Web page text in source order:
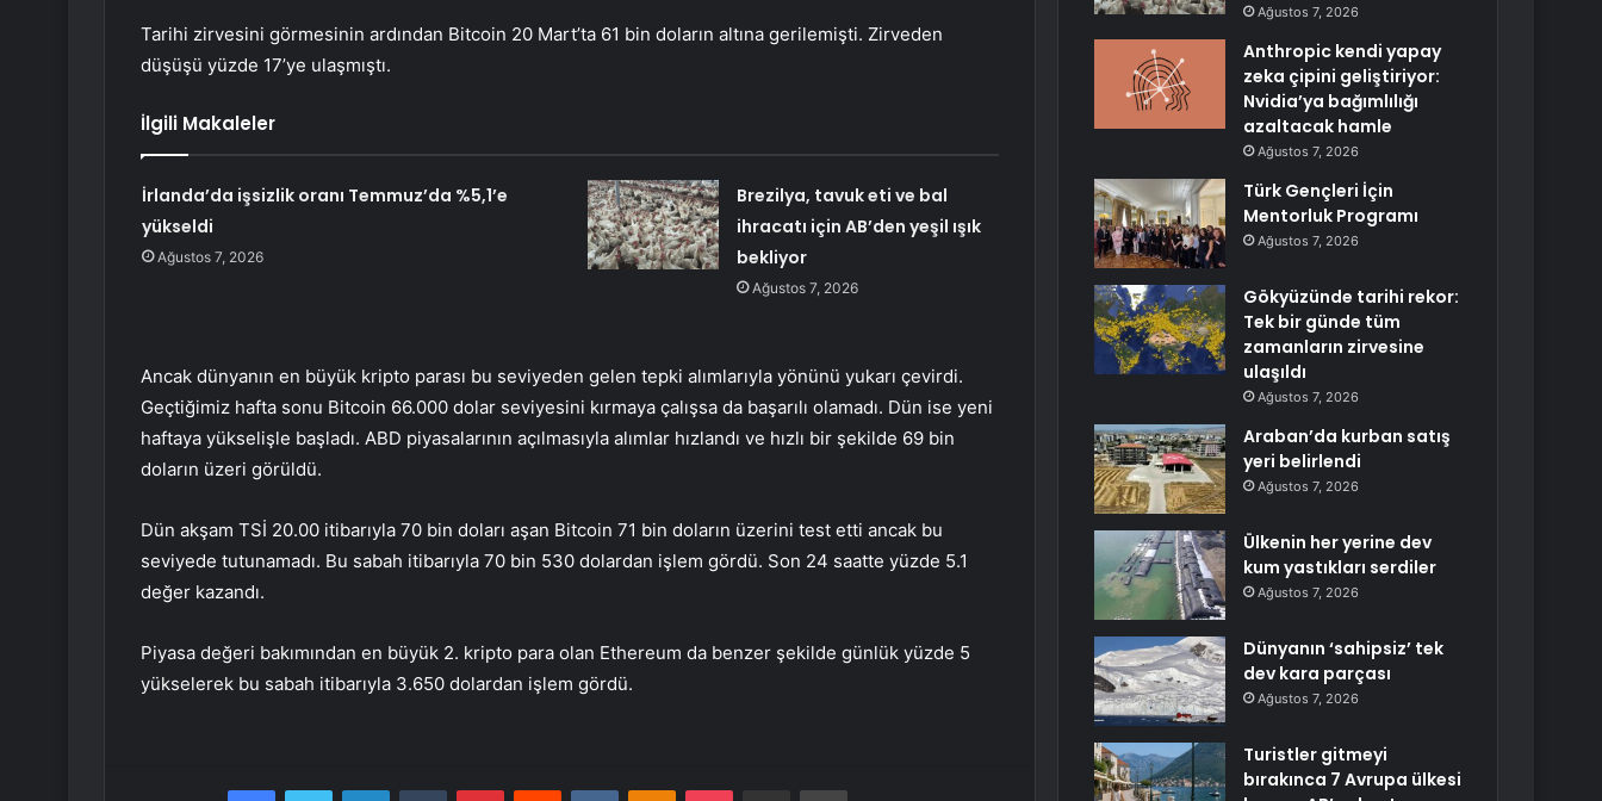
Tarihi zirvesini görmesinin ardından Bitcoin 20 Mart’ta 61 bin doların altına gerilemişti. Zirveden
düşüşü yüzde 17’ye ulaşmıştı.
İlgili Makaleler
İrlanda’da işsizlik oranı Temmuz’da %5,1’e
yükseldi
Ağustos 7, 2026
Brezilya, tavuk eti ve bal
ihracatı için AB’den yeşil ışık
bekliyor
Ağustos 7, 2026
Ancak dünyanın en büyük kripto parası bu seviyeden gelen tepki alımlarıyla yönünü yukarı çevirdi.
Geçtiğimiz hafta sonu Bitcoin 66.000 dolar seviyesini kırmaya çalışsa da başarılı olamadı. Dün ise yeni
haftaya yükselişle başladı. ABD piyasalarının açılmasıyla alımlar hızlandı ve hızlı bir şekilde 69 bin
doların üzeri görüldü.
Dün akşam TSİ 20.00 itibarıyla 70 bin doları aşan Bitcoin 71 bin doların üzerini test etti ancak bu
seviyede tutunamadı. Bu sabah itibarıyla 70 bin 530 dolardan işlem gördü. Son 24 saatte yüzde 5.1
değer kazandı.
Piyasa değeri bakımından en büyük 2. kripto para olan Ethereum da benzer şekilde günlük yüzde 5
yükselerek bu sabah itibarıyla 3.650 dolardan işlem gördü.
FacebookTwitter LinkedInTumblr PinterestReddit VKontakteOdnoklassniki
Pocket E-Posta ile paylaş Yazdır
Ağustos 7, 2026
Anthropic kendi yapay
zeka çipini geliştiriyor:
Nvidia’ya bağımlılığı
azaltacak hamle
Ağustos 7, 2026
Türk Gençleri İçin
Mentorluk Programı
Ağustos 7, 2026
Gökyüzünde tarihi rekor:
Tek bir günde tüm
zamanların zirvesine
ulaşıldı
Ağustos 7, 2026
Araban’da kurban satış
yeri belirlendi
Ağustos 7, 2026
Ülkenin her yerine dev
kum yastıkları serdiler
Ağustos 7, 2026
Dünyanın ‘sahipsiz’ tek
dev kara parçası
Ağustos 7, 2026
Turistler gitmeyi
bırakınca 7 Avrupa ülkesi